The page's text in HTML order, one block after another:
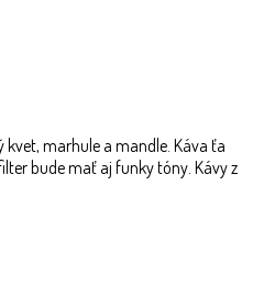
marhule a mandle. Káva ťa
bude mať aj funky tóny. Kávy z